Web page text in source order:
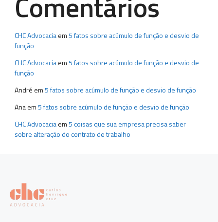
CHC Advocaciaem5 fatos sobre acúmulo de função e desvio de
função
CHC Advocaciaem5 fatos sobre acúmulo de função e desvio de
função
André em5 fatos sobre acúmulo de função e desvio de função
Anaem5 fatos sobre acúmulo de função e desvio de função
CHC Advocaciaem5 coisas que sua empresa precisa saber
sobre alteração do contrato de trabalho